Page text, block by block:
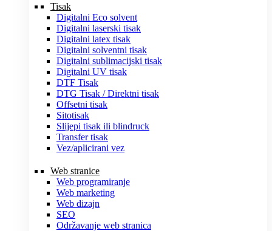
Tisak
Digitalni Eco solvent
Digitalni laserski tisak
Digitalni latex tisak
Digitalni solventni tisak
Digitalni sublimacijski tisak
Digitalni UV tisak
DTF Tisak
DTG Tisak / Direktni tisak
Offsetni tisak
Sitotisak
Slijepi tisak ili blindruck
Transfer tisak
Vez/aplicirani vez
Web stranice
Web programiranje
Web marketing
Web dizajn
SEO
Održavanje web stranica